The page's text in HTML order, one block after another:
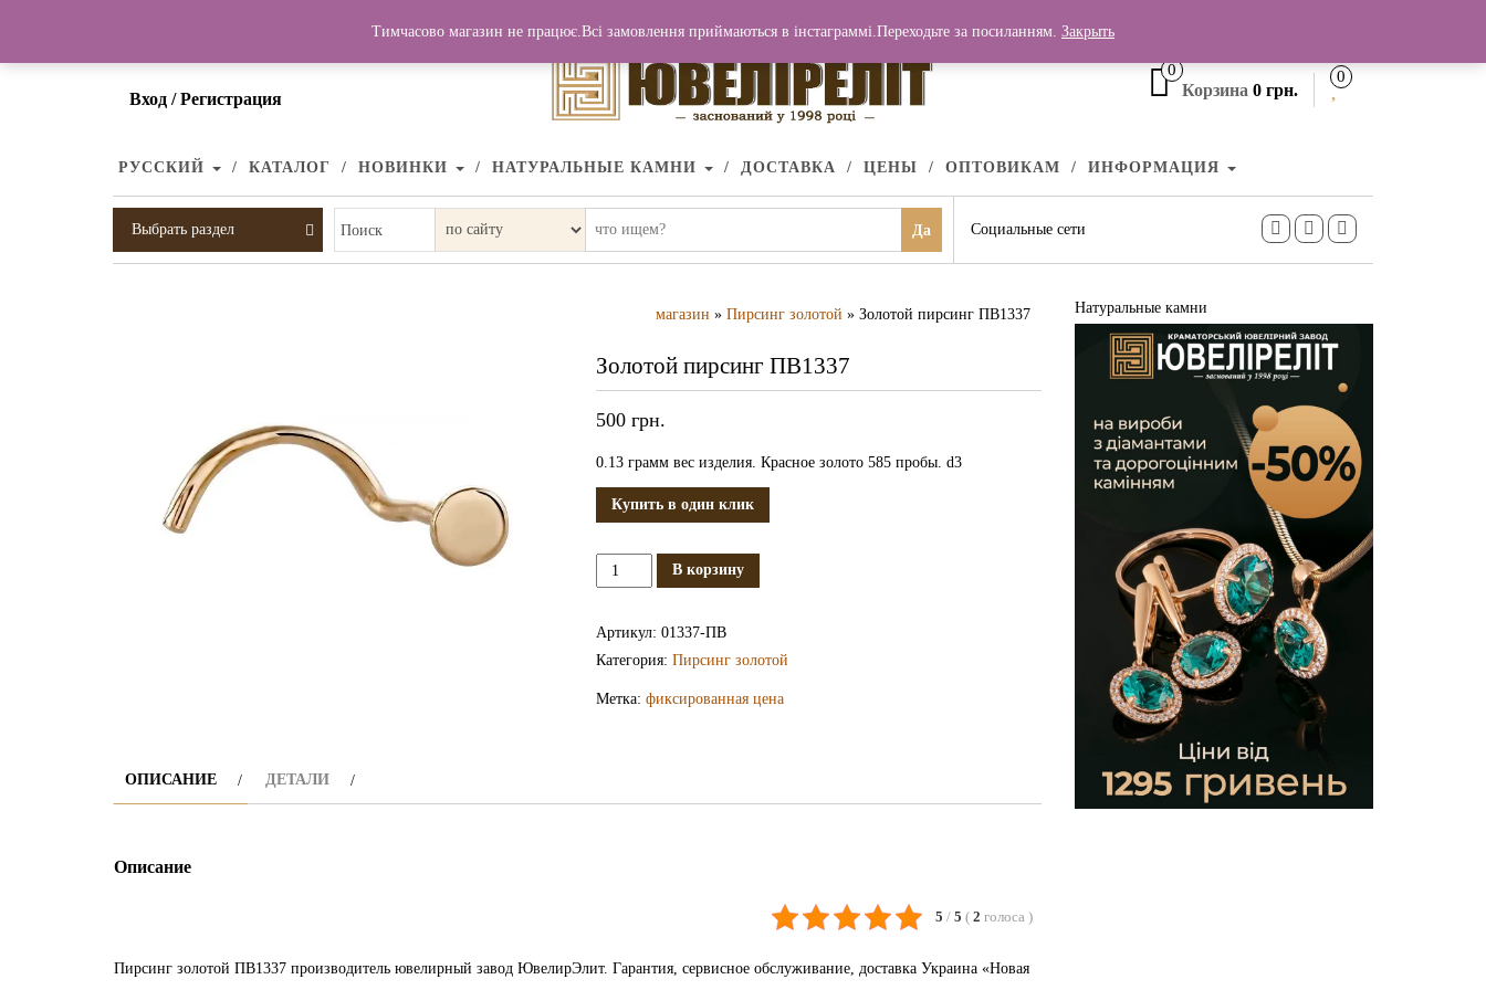
Вход / Регистрация
0
Корзина 0 грн.
0
РУССКИЙ КАТАЛОГ НОВИНКИ НАТУРАЛЬНЫЕ КАМНИ ДОСТАВКА ЦЕНЫ ОПТОВИКАМ ИНФОРМАЦИЯ
Выбрать раздел Поиск Да Социальные сети
магазин » Пирсинг золотой » Золотой пирсинг ПВ1337
Золотой пирсинг ПВ1337
500 грн.
0.13 грамм вес изделия. Красное золото 585 пробы. d3
Купить в один клик
Количество
Золотой
В корзину
Артикул: 01337-ПВ
Категория: Пирсинг золотой
Метка: фиксированная цена
ОПИСАНИЕ ДЕТАЛИ
Описание
5 / 5 ( 2 голоса )
Пирсинг золотой ПВ1337 производитель ювелирный завод ЮвелирЭлит. Гарантия, сервисное обслуживание, доставка Украина «Новая
Натуральные камни
Тимчасово магазин не працює.Всі замовлення приймаються в інстаграммі.Переходьте за посиланням. Закрыть